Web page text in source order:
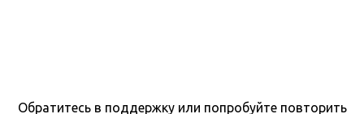
Обратитесь в поддержку или попробуйте повторить